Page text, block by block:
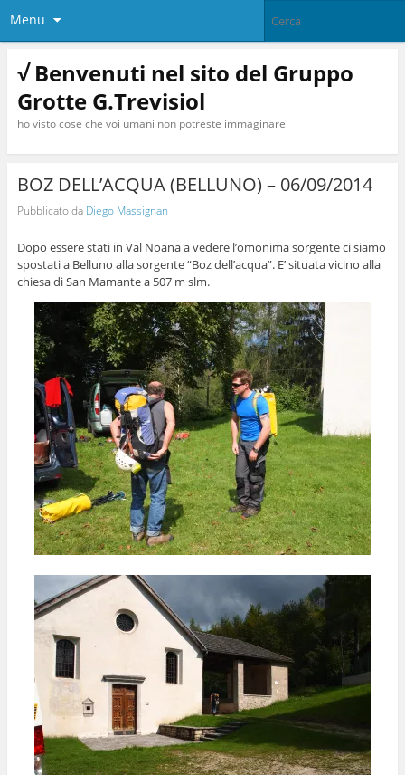
Menu
√ Benvenuti nel sito del Gruppo
Grotte G.Trevisiol
ho visto cose che voi umani non potreste immaginare
BOZ DELL’ACQUA (BELLUNO) – 06/09/2014
Pubblicato da Diego Massignan
Dopo essere stati in Val Noana a vedere l’omonima sorgente ci siamo
spostati a Belluno alla sorgente “Boz dell’acqua”. E’ situata vicino alla
chiesa di San Mamante a 507 m slm.